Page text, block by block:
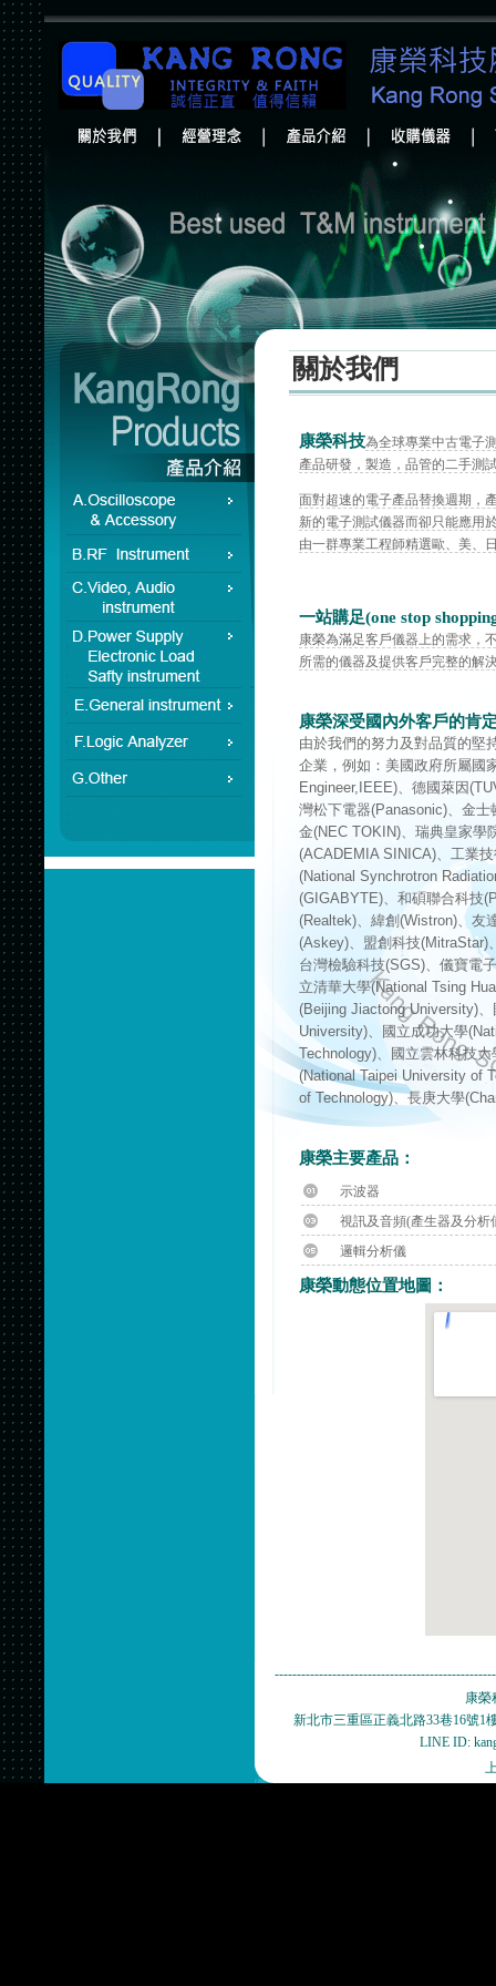
關於我們
康榮科技為全球專業中古電子
產品研發，製造，品管的二手測
面對超速的電子產品替換週期，
新的電子測試儀器而卻只能應用
由一群專業工程師精選歐、美、
一站購足(one stop
康榮為滿足客戶儀器上的需求，
所需的儀器及提供客戶完整的解
康榮深受國內外客戶的肯
由於我們的努力及對品質的堅
企業，例如：美國政府所屬國
Engineer,IEEE)、德國萊因
灣松下電器(Panasonic)、金
金(NEC TOKIN)、瑞典皇家學
(ACADEMIA SINICA)、工業
(National Synchrotron
(GIGABYTE)、和碩聯合科技
(Realtek)、緯創(Wistron)、友
(Askey)、盟創科技(MitraStar)
台灣檢驗科技(SGS)、儀寶電
立清華大學(National Tsing
(Beijing Jiactong University)
University)、國立成功大學
Technology)、國立雲林科技
(National Taipei University of
of Technology)、長庚大學
康榮主要產品：
示波器
視訊及音頻(產生器及分析
邏輯分析儀
康榮動態位置地圖：
康榮
新北市三重區正義北路33巷16號1
LINE ID: